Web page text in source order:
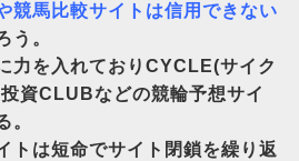
競馬比較サイトは信用できない
う。
力を入れておりCYCLE(サイク
資CLUBなどの競輪予想サイ
。
トは短命でサイト閉鎖を繰り返